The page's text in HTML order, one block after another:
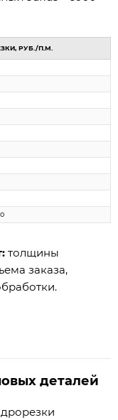
РУБ./П.М.
толщины
заказа,
деталей